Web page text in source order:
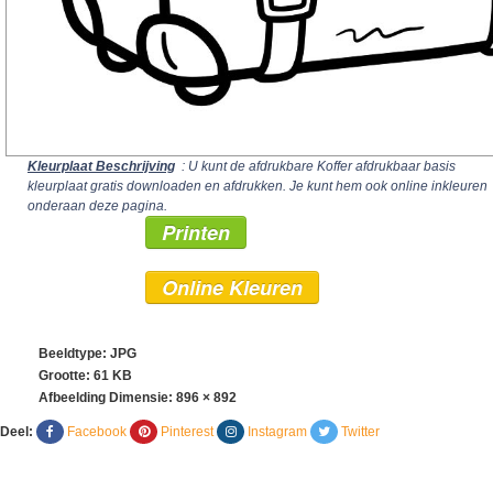
Kleurplaat Beschrijving : U kunt de afdrukbare Koffer afdrukbaar basis
kleurplaat gratis downloaden en afdrukken. Je kunt hem ook online inkleuren
onderaan deze pagina.
Printen
Online Kleuren
Beeldtype: JPG
Grootte: 61 KB
Afbeelding Dimensie: 896 × 892
Deel: Facebook Pinterest Instagram Twitter